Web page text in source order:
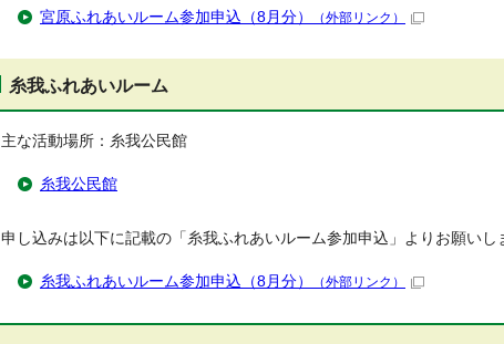
宮原ふれあいルーム参加申込（8月分） （外部リンク）
糸我ふれあいルーム
主な活動場所：糸我公民館
糸我公民館
申し込みは以下に記載の「糸我ふれあいルーム参加申込」よりお願いし
糸我ふれあいルーム参加申込（8月分） （外部リンク）